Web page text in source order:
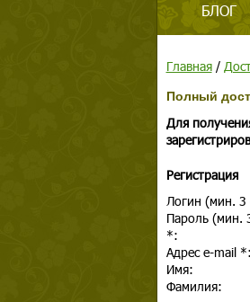
БЛОГ
Главная/
Полный
Для
Регистрация
Логин (мин. 3
Пароль (мин.
*:
Адрес e-mail *:
Имя:
Фамилия: